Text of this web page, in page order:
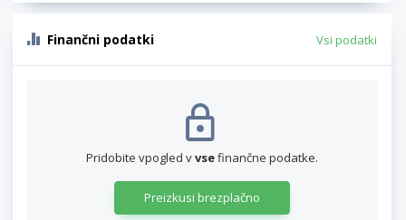
Finančni podatki Vsi podatki
Pridobite vpogled vvsefinančne podatke.
Preizkusi brezplačno